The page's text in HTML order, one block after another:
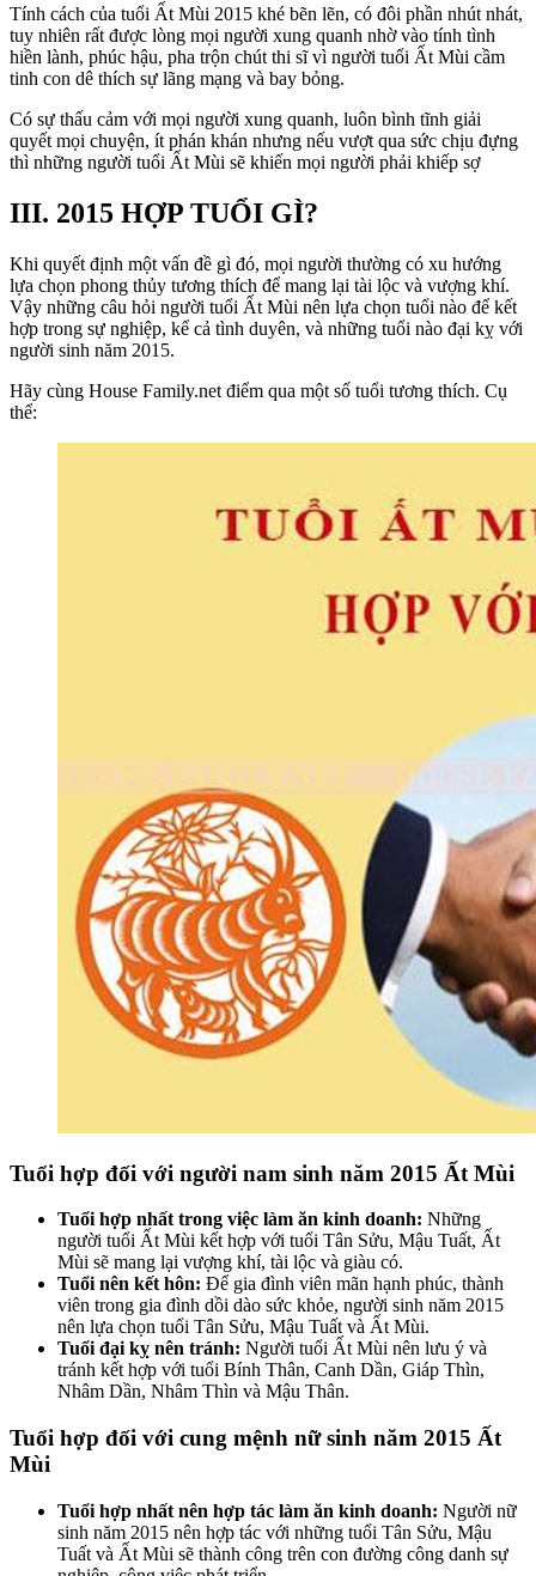
Tính cách của tuổi Ất Mùi 2015 khé bẽn lẽn, có đôi phần nhút nhát,
tuy nhiên rất được lòng mọi người xung quanh nhờ vào tính tình
hiền lành, phúc hậu, pha trộn chút thi sĩ vì người tuổi Ất Mùi cầm
tinh con dê thích sự lãng mạng và bay bỏng.
Có sự thấu cảm với mọi người xung quanh, luôn bình tĩnh giải
quyết mọi chuyện, ít phán khán nhưng nếu vượt qua sức chịu đựng
thì những người tuổi Ất Mùi sẽ khiến mọi người phải khiếp sợ
III. 2015 HỢP TUỔI GÌ?
Khi quyết định một vấn đề gì đó, mọi người thường có xu hướng
lựa chọn phong thủy tương thích để mang lại tài lộc và vượng khí.
Vậy những câu hỏi người tuổi Ất Mùi nên lựa chọn tuổi nào để kết
hợp trong sự nghiệp, kể cả tình duyên, và những tuổi nào đại kỵ với
người sinh năm 2015.
Hãy cùng House Family.net điểm qua một số tuổi tương thích. Cụ
thể:
Tuổi hợp đối với người nam sinh năm 2015 Ất Mùi
Tuổi hợp nhất trong việc làm ăn kinh doanh: Những
người tuổi Ất Mùi kết hợp với tuổi Tân Sửu, Mậu Tuất, Ất
Mùi sẽ mang lại vượng khí, tài lộc và giàu có.
Tuổi nên kết hôn: Để gia đình viên mãn hạnh phúc, thành
viên trong gia đình dồi dào sức khỏe, người sinh năm 2015
nên lựa chọn tuổi Tân Sửu, Mậu Tuất và Ất Mùi.
Tuổi đại kỵ nên tránh: Người tuổi Ất Mùi nên lưu ý và
tránh kết hợp với tuổi Bính Thân, Canh Dần, Giáp Thìn,
Nhâm Dần, Nhâm Thìn và Mậu Thân.
Tuổi hợp đối với cung mệnh nữ sinh năm 2015 Ất
Mùi
Tuổi hợp nhất nên hợp tác làm ăn kinh doanh: Người nữ
sinh năm 2015 nên hợp tác với những tuổi Tân Sửu, Mậu
Tuất và Ất Mùi sẽ thành công trên con đường công danh sự